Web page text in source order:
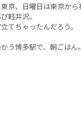
京、日曜日は東京か
軽井沢。
てちゃったんだろう。
う博多駅で、朝ごはん